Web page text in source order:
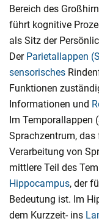
Bereich des
führt kognitive
als Sitz der
Der Parietallappen
sensorisches
Funktionen
Informationen und
Im Temporallappen
Sprachzentrum,
Verarbeitung von
mittlere Teil des
Hippocampus, der
Bedeutung ist. Im
dem Kurzzeit- ins